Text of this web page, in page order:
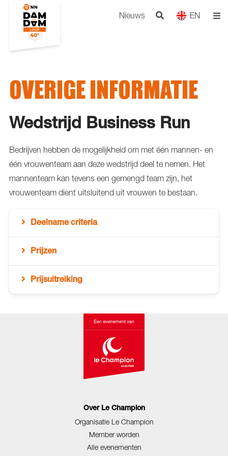
Nieuws EN
OVERIGE INFORMATIE
Wedstrijd Business Run
Bedrijven hebben de mogelijkheid om met één mannen- en
één vrouwenteam aan deze wedstrijd deel te nemen. Het
mannenteam kan tevens een gemengd team zijn, het
vrouwenteam dient uitsluitend uit vrouwen te bestaan.
Deelname criteria
Prijzen
Prijsuitreiking
Over Le Champion
Organisatie Le Champion
Member worden
Alle evenementen